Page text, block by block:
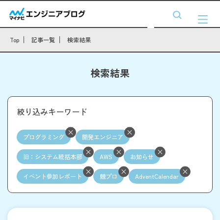
Top 記事一覧 検索結果
検索結果
絞り込みキーワード
プログラミング 開発エンジニア
旧：システム統括本部 AWS お知らせ
イベント参加レポート 競プロ AdventCalendar